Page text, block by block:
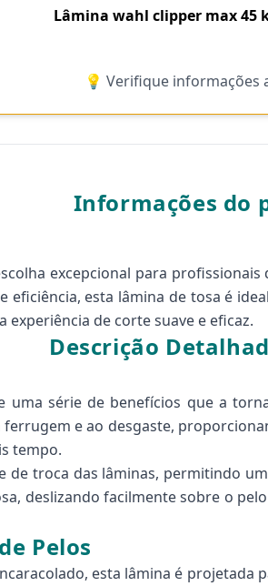
Lâmina wahl clipper max 45
💡 Verifique informações
Informações do
excepcional para
esta lâmina de tosa é
experiência de corte suave e eficaz.
Descrição
uma série de benefícios que a
e ao desgaste,
tempo.
de troca das lâminas, permitindo
deslizando facilmente sobre o
Pelos
esta lâmina é projetada